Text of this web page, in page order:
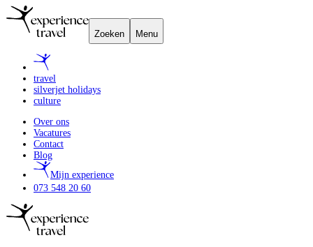
Zoeken Menu
travel
silverjet holidays
culture
Over ons
Vacatures
Contact
Blog
Mijn experience
073 548 20 60